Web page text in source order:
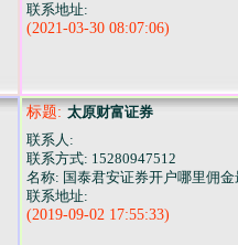
联系地址:
(2021-03-30 08:07:06)
标题: 太原财富证券
联系人:
联系方式: 15280947512
名称: 国泰君安证券开户哪里佣金
联系地址:
(2019-09-02 17:55:33)